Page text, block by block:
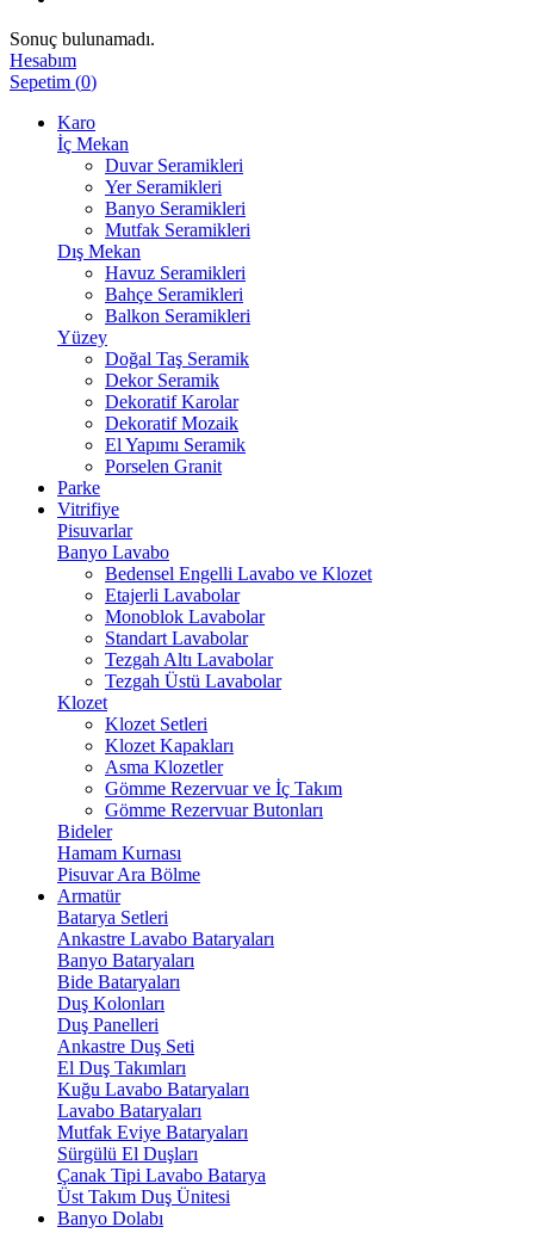
Sonuç bulunamadı.
Hesabım
Sepetim (0)
Karo
İç Mekan
Duvar Seramikleri
Yer Seramikleri
Banyo Seramikleri
Mutfak Seramikleri
Dış Mekan
Havuz Seramikleri
Bahçe Seramikleri
Balkon Seramikleri
Yüzey
Doğal Taş Seramik
Dekor Seramik
Dekoratif Karolar
Dekoratif Mozaik
El Yapımı Seramik
Porselen Granit
Parke
Vitrifiye
Pisuvarlar
Banyo Lavabo
Bedensel Engelli Lavabo ve Klozet
Etajerli Lavabolar
Monoblok Lavabolar
Standart Lavabolar
Tezgah Altı Lavabolar
Tezgah Üstü Lavabolar
Klozet
Klozet Setleri
Klozet Kapakları
Asma Klozetler
Gömme Rezervuar ve İç Takım
Gömme Rezervuar Butonları
Bideler
Hamam Kurnası
Pisuvar Ara Bölme
Armatür
Batarya Setleri
Ankastre Lavabo Bataryaları
Banyo Bataryaları
Bide Bataryaları
Duş Kolonları
Duş Panelleri
Ankastre Duş Seti
El Duş Takımları
Kuğu Lavabo Bataryaları
Lavabo Bataryaları
Mutfak Eviye Bataryaları
Sürgülü El Duşları
Çanak Tipi Lavabo Batarya
Üst Takım Duş Ünitesi
Banyo Dolabı